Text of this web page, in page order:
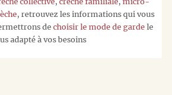
, retrouvez les informations qui vous
dechoisir le mode de garde le
adapté à vos besoins